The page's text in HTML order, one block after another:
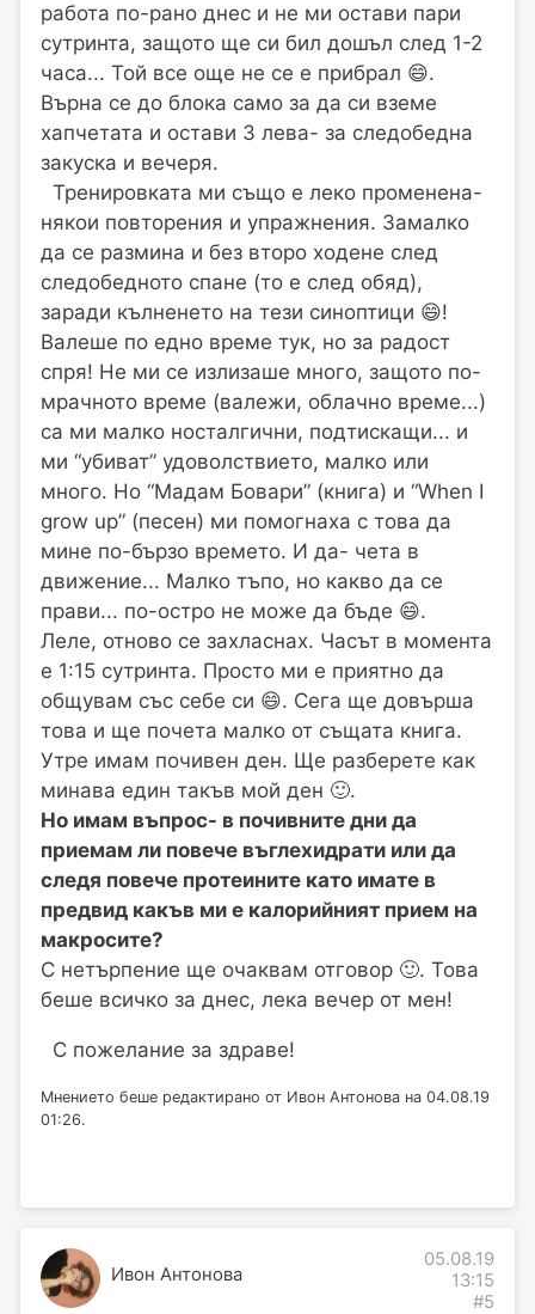
работа по-рано днес и не ми остави пари
сутринта, защото ще си бил дошъл след 1-2
часа... Той все още не се е прибрал 😄.
Върна се до блока само за да си вземе
хапчетата и остави 3 лева- за следобедна
закуска и вечеря.
Тренировката ми също е леко променена-
някои повторения и упражнения. Замалко
да се размина и без второ ходене след
следобедното спане (то е след обяд),
заради кълненето на тези синоптици 😄!
Валеше по едно време тук, но за радост
спря! Не ми се излизаше много, защото по-
мрачното време (валежи, облачно време...)
са ми малко носталгични, подтискащи... и
ми “убиват” удоволствието, малко или
много. Но “Мадам Бовари” (книга) и “When I
grow up” (песен) ми помогнаха с това да
мине по-бързо времето. И да- чета в
движение... Малко тъпо, но какво да се
прави... по-остро не може да бъде 😄.
Леле, отново се захласнах. Часът в момента
е 1:15 сутринта. Просто ми е приятно да
общувам със себе си 😄. Сега ще довърша
това и ще почета малко от същата книга.
Утре имам почивен ден. Ще разберете как
минава един такъв мой ден 🙂.
Но имам въпрос- в почивните дни да
приемам ли повече въглехидрати или да
следя повече протеините като имате в
предвид какъв ми е калорийният прием на
макросите?
С нетърпение ще очаквам отговор 🙂. Това
беше всичко за днес, лека вечер от мен!
С пожелание за здраве!
Мнението беше редактирано от Ивон Антонова на 04.08.19
01:26.
Ивон Антонова
05.08.19
13:15
#5